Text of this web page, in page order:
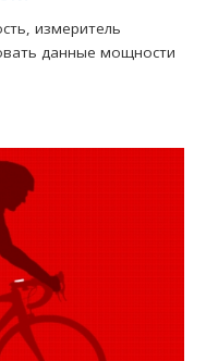
измеритель
данные мощности